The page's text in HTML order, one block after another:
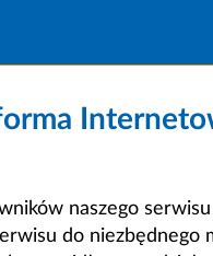
naszego
do niezbędnego